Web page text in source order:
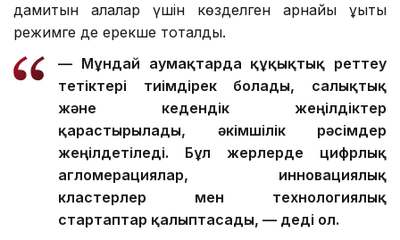
дамитын қалалар үшін көзделген арнайы құқықтық
режимге де ерекше тоқталды.
— Мұндай аумақтарда құқықтық реттеу
тетіктері тиімдірек болады, салықтық
және кедендік жеңілдіктер
қарастырылады, әкімшілік рәсімдер
жеңілдетіледі. Бұл жерлерде цифрлық
агломерациялар, инновациялық
кластерлер мен технологиялық
стартаптар қалыптасады, — деді ол.